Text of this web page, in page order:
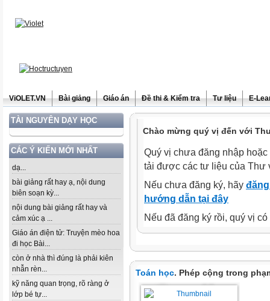
ViOLET.VN Bài giảng Giáo án Đề thi & Kiểm tra Tư liệu E-
TÀI NGUYÊN DẠY HỌC
CÁC Ý KIẾN MỚI NHẤT
dạ...
bài giảng rất hay ạ, nội dung
biên soạn kỳ...
nội dung bài giảng rất hay và
cảm xúc ạ ...
Giáo án điện tử: Truyện mèo hoa
đi học Bài...
còn ở nhà thì đúng là phải kiên
nhẫn rèn...
kỹ năng quan trọng, rõ ràng ở
lớp bé tự...
Chào mừng quý vị đến với
Quý vị chưa đăng nhập
tải được các tư liệu của Thư
Nếu chưa đăng ký, hãy
hướng dẫn tại đây
Nếu đã đăng ký rồi, quý vị
Toán học. Phép cộng trong